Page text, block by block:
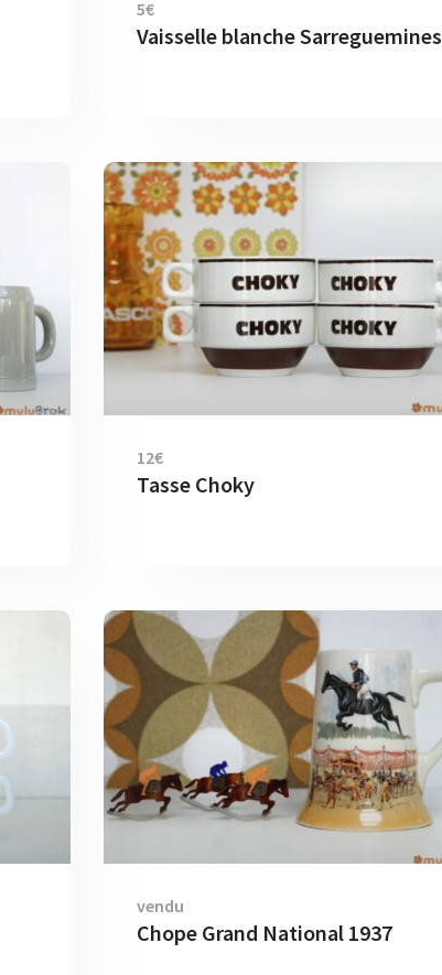
5€
Vaisselle blanche Sarreguemines
12€
Tasse Choky
vendu
Chope Grand National 1937